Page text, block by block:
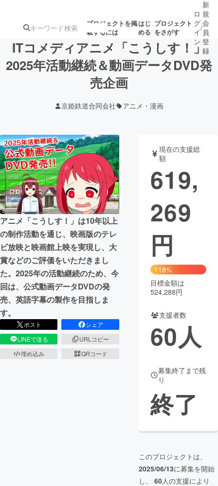
プロジェクトを掲
載するには
はじ
める
プロジェクト
をさがす
注目の新着プロ募集終了が近いプ
テクノロジー・ガジェット
映像・映画 書籍・雑誌
ビジネス・起業 チャレンジ
まちづくり・地域活性化
CAMPFIRE for Social Good
CAMPFIRE Creation
CAMPFIREふるさと納税
コミュニティ
ロ
グ
イ
ン
/
新
規
会
員
登
録
ITコメディアニメ「こうしす！」
2025年活動継続＆動画データDVD発
売企画
京姫鉄道合同会社 アニメ・漫画
アニメ「こうしす！」は10年以上
の制作活動を通じ、映画版のテレ
ビ放映と映画館上映を実現し、大
賞などのご評価をいただきまし
た。2025年の活動継続のため、今
回は、公式動画データDVDの発
売、英語字幕の製作を目指しま
す。
ポスト
シェア
LINEで送る
URLコピー
埋め込み
QRコード
現在の支援総
額
619,
269
円
118%
目標金額は
524,288円
支援者数
60人
募集終了まで残
り
終了
このプロジェクトは、
2025/06/13に募集を開始
し、 60人の支援により